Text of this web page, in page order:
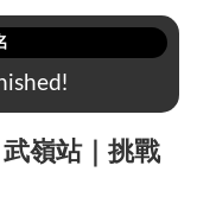
嶺站｜挑戰
Close